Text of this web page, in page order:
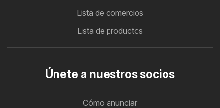
Lista de comercios
Lista de productos
Únete a nuestros socios
Cómo anunciar